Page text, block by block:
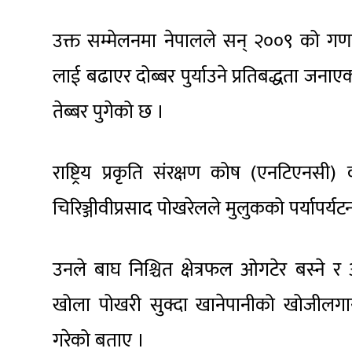
उक्त सम्मेलनमा नेपालले सन् २००९ को
लाई बढाएर दोब्बर पुर्याउने प्रतिबद्धता
तेब्बर पुगेको छ ।
राष्ट्रिय प्रकृति संरक्षण कोष
चिरिञ्जीवीप्रसाद पोखरेलले मुलुकको
उनले बाघ निश्चित क्षेत्रफल ओगटेर बस्ने र
खोला पोखरी सुक्दा खानेपानीको
गरेको बताए ।